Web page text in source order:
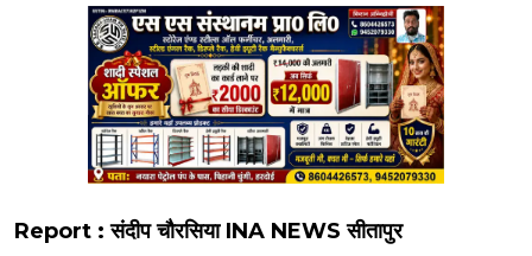
Report : संदीप चौरसिया INA NEWS सीतापुर